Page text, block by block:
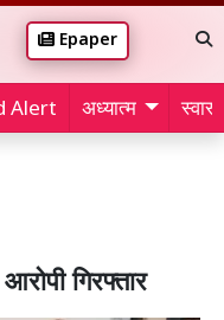
Epaper
Alert अध्यात्म
गिरफ्तार